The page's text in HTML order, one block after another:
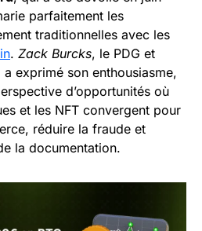
parfaitement les
traditionnelles avec les
. Zack Burcks, le PDG et
exprimé son enthousiasme,
d’opportunités où
et les NFT convergent pour
réduire la fraude et
la documentation.